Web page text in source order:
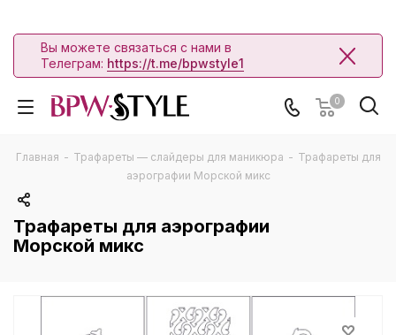
Вы можете связаться с нами в
Телеграм: https://t.me/bpwstyle1
0
Главная - Трафареты — слайдеры для маникюра - Трафареты для
аэрографии Морской микс
Трафареты для аэрографии
Морской микс